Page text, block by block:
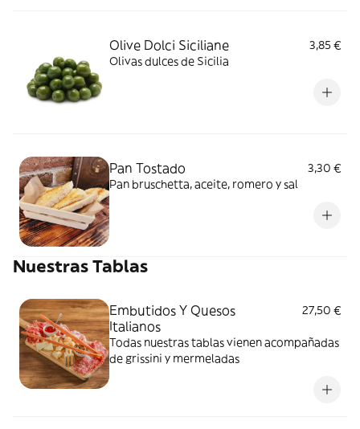
Olive Dolci Siciliane
3,85 €
Olivas dulces de Sicilia
Pan Tostado
3,30 €
Pan bruschetta, aceite, romero y sal
Nuestras Tablas
Embutidos Y Quesos
Italianos
27,50 €
Todas nuestras tablas vienen acompañadas
de grissini y mermeladas